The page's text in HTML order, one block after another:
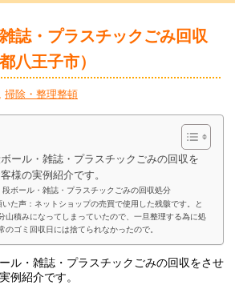
誌・プラスチックごみ回収
八王子市）
, 掃除・整理整頓
ール・雑誌・プラスチックごみの回収を
様の実例紹介です。
ボール・雑誌・プラスチックごみの回収処分
た声：ネットショップの売買で使用した残骸です。と
山積みになってしまっていたので、一旦整理する為に処
のゴミ回収日には捨てられなかったので。
ル・雑誌・プラスチックごみの回収をさせ
例紹介です。